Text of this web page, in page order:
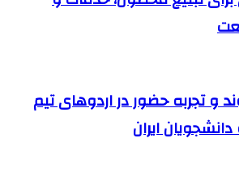
و تجربه حضور در اردوهای تیم
ایران